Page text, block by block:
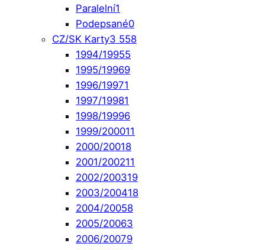
Paralelní1
Podepsané0
CZ/SK Karty3 558
1994/19955
1995/19969
1996/19971
1997/19981
1998/19996
1999/200011
2000/20018
2001/200211
2002/200319
2003/200418
2004/20058
2005/20063
2006/20079